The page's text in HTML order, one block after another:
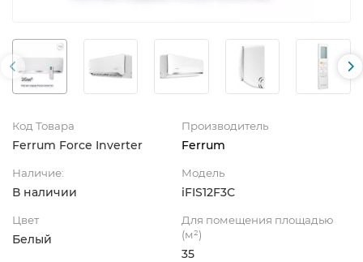
Код Товара
Ferrum Force Inverter
Производитель
Ferrum
Наличие:
В наличии
Модель
iFIS12F3С
Цвет
Белый
Для помещения площадью
(м²)
35